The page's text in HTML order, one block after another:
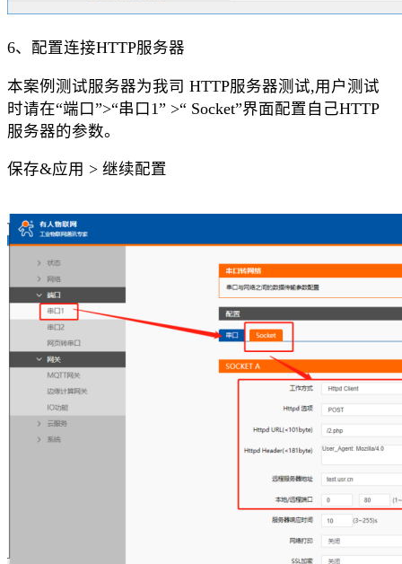
6、配置连接HTTP服务器
本案例测试服务器为我司 HTTP服务器测试,用户测试
时请在“端口”>“串口1” >“ Socket”界面配置自己HTTP
服务器的参数。
保存&应用 > 继续配置